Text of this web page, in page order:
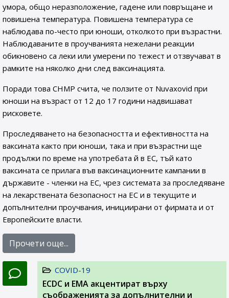
умора, общо неразположение, гадене или повръщане и
повишена температура. Повишена температура се
наблюдава по-често при юноши, отколкото при възрастни.
Наблюдаваните в проучванията нежелани реакции
обикновено са леки или умерени по тежест и отзвучават в
рамките на няколко дни след ваксинацията.
Поради това CHMP счита, че ползите от Nuvaxovid при
юноши на възраст от 12 до 17 години надвишават
рисковете.
Проследяването на безопасността и ефективността на
ваксината както при юноши, така и при възрастни ще
продължи по време на употребата й в ЕС, тъй като
ваксината се прилага във ваксинационните кампании в
държавите - членки на ЕС, чрез системата за проследяване
на лекарствената безопасност на ЕС и в текущите и
допълнителни проучвания, инициирани от фирмата и от
Европейските власти.
Прочети още...
COVID-19
ЕCDC и EMA акцентират върху
съображенията за допълнителни и